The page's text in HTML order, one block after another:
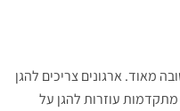
מאוד. ארגונים צריכים להגן
מתקדמות עוזרות להגן על